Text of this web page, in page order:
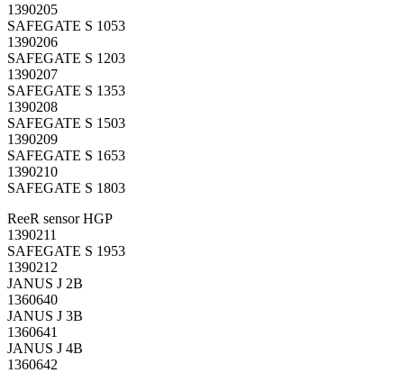
1390205
SAFEGATE S 1053
1390206
SAFEGATE S 1203
1390207
SAFEGATE S 1353
1390208
SAFEGATE S 1503
1390209
SAFEGATE S 1653
1390210
SAFEGATE S 1803
ReeR sensor HGP
1390211
SAFEGATE S 1953
1390212
JANUS J 2B
1360640
JANUS J 3B
1360641
JANUS J 4B
1360642